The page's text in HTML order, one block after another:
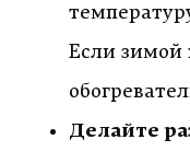
Если зимой
Делайте